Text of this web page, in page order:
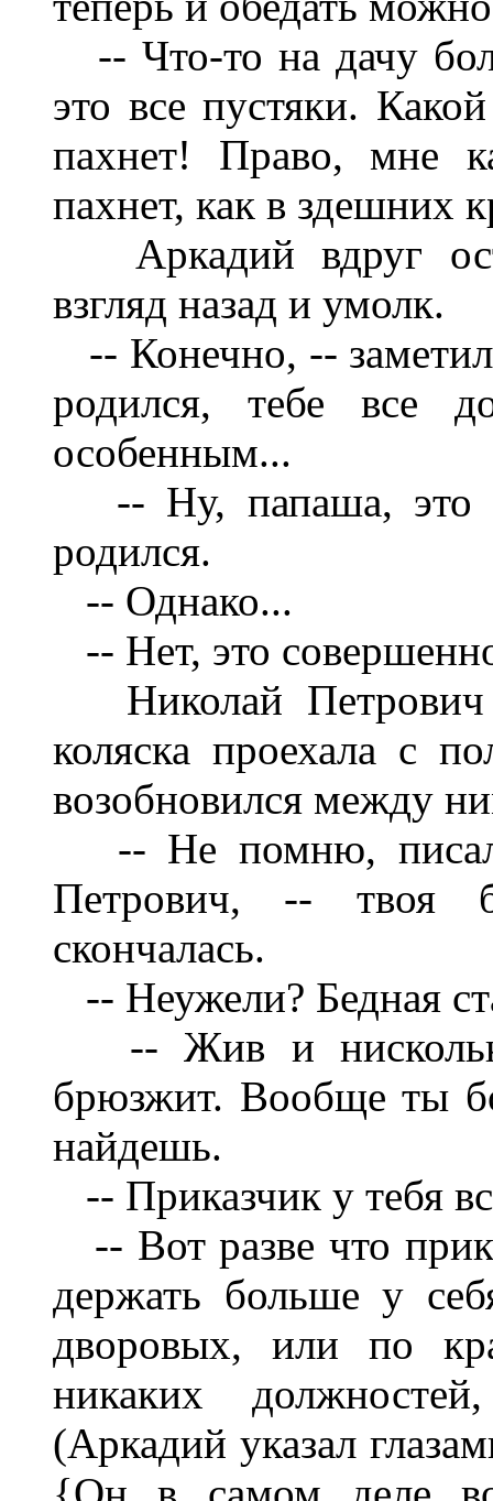
-- Что-то на дачу
это все пустяки.
пахнет! Право, мне
пахнет, как в здешних
Аркадий вдруг
взгляд назад и умолк.
-- Конечно, --
родился, тебе все
особенным...
-- Ну, папаша, это
родился.
-- Однако...
-- Нет, это
Николай Петрович
коляска проехала с
возобновился между
-- Не помню, писал
Петрович, -- твоя
скончалась.
-- Неужели? Бедная
-- Жив и
брюзжит. Вообще ты
найдешь.
-- Приказчик у тебя
-- Вот разве что
держать больше у
дворовых, или по
никаких
(Аркадий указал